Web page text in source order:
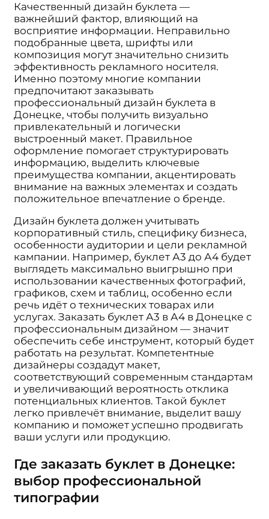
Качественный дизайн буклета —
важнейший фактор, влияющий на
восприятие информации. Неправильно
подобранные цвета, шрифты или
композиция могут значительно снизить
эффективность рекламного носителя.
Именно поэтому многие компании
предпочитают заказывать
профессиональный дизайн буклета в
Донецке, чтобы получить визуально
привлекательный и логически
выстроенный макет. Правильное
оформление помогает структурировать
информацию, выделить ключевые
преимущества компании, акцентировать
внимание на важных элементах и создать
положительное впечатление о бренде.
Дизайн буклета должен учитывать
корпоративный стиль, специфику бизнеса,
особенности аудитории и цели рекламной
кампании. Например, буклет А3 до А4 будет
выглядеть максимально выигрышно при
использовании качественных фотографий,
графиков, схем и таблиц, особенно если
речь идёт о технических товарах или
услугах. Заказать буклет А3 в А4 в Донецке с
профессиональным дизайном — значит
обеспечить себе инструмент, который будет
работать на результат. Компетентные
дизайнеры создадут макет,
соответствующий современным стандартам
и увеличивающий вероятность отклика
потенциальных клиентов. Такой буклет
легко привлечёт внимание, выделит вашу
компанию и поможет успешно продвигать
ваши услуги или продукцию.
Где заказать буклет в Донецке:
выбор профессиональной
типографии